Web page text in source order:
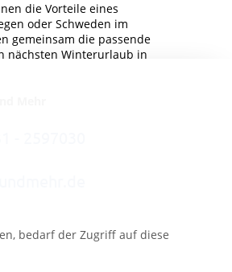
die Vorteile eines
oder Schweden im
gemeinsam die passende
nächsten Winterurlaub in
Mehr
bedarf der Zugriff auf diese